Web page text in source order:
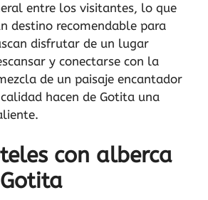
entre los visitantes, lo que
destino recomendable para
disfrutar de un lugar
y conectarse con la
de un paisaje encantador
hacen de Gotita una
con alberca